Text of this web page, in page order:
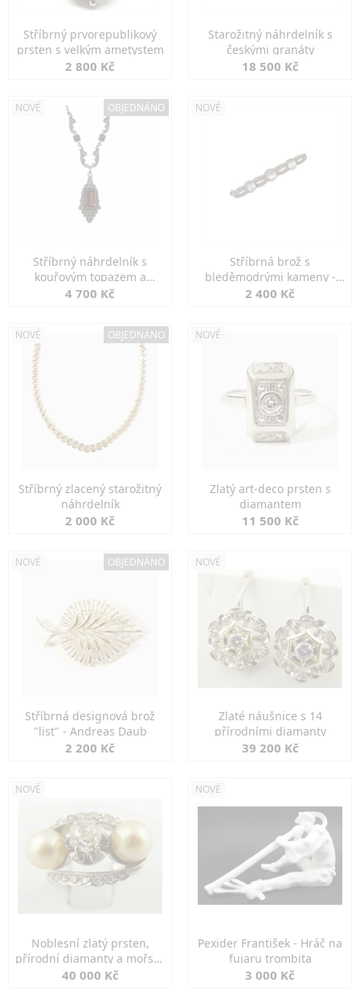
Stříbrný prvorepublikový
prsten s velkým ametystem
2 800 Kč
Starožitný náhrdelník s
českými granáty
18 500 Kč
NOVÉ OBJEDNÁNO
Stříbrný náhrdelník s
kouřovým topazem a
markazity
4 700 Kč
NOVÉ
Stříbrná brož s
bleděmodrými kameny -
jemná elegance
2 400 Kč
NOVÉ OBJEDNÁNO
Stříbrný zlacený starožitný
náhrdelník
2 000 Kč
NOVÉ
Zlatý art-deco prsten s
diamantem
11 500 Kč
NOVÉ OBJEDNÁNO
Stříbrná designová brož
"list" - Andreas Daub
2 200 Kč
NOVÉ
Zlaté náušnice s 14
přírodními diamanty
39 200 Kč
NOVÉ
Noblesní zlatý prsten,
přírodní diamanty a mořské
perly
40 000 Kč
NOVÉ
Pexider František - Hráč na
fujaru trombita
3 000 Kč